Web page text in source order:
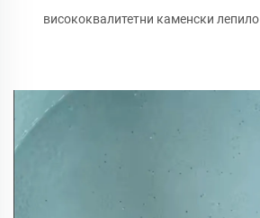
висококвалитетни каменски лепило